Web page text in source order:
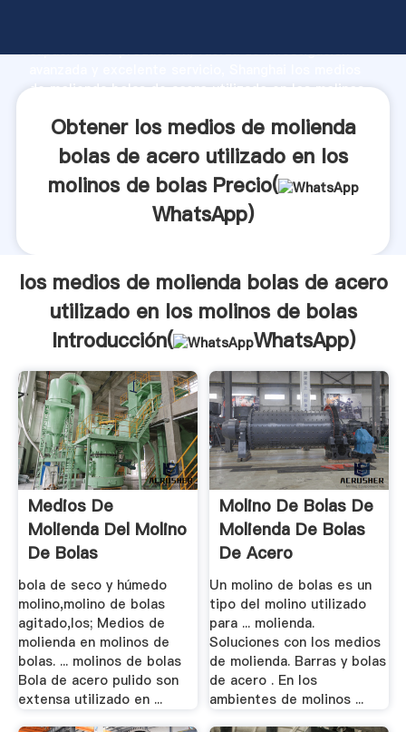
capacidad de producción, fuerza de investigación
de molienda bolas de acero utilizado en los molinos
todos los clientes.
Obtener los medios de molienda
bolas de acero utilizado en los
molinos de bolas Precio(
WhatsApp)
los medios de molienda bolas de acero
utilizado en los molinos de bolas
Introducción(
WhatsApp)
Medios De
Molienda Del Molino
De Bolas
bola de seco y húmedo
molino,molino de bolas
agitado,los; Medios de
molienda en molinos de
bolas. ... molinos de bolas
Bola de acero pulido son
extensa utilizado en ...
Molino De Bolas De
Molienda De Bolas
De Acero
Un molino de bolas es un
tipo del molino utilizado
para ... molienda.
Soluciones con los medios
de molienda. Barras y bolas
de acero . En los
ambientes de molinos ...